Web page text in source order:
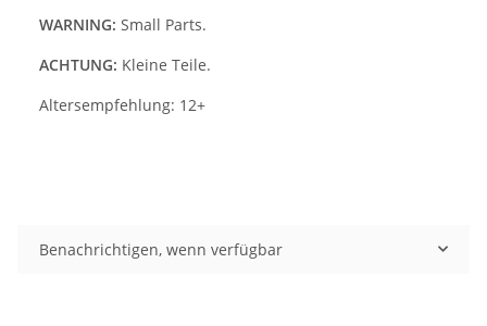
WARNING: Small Parts.
ACHTUNG: Kleine Teile.
Altersempfehlung: 12+
Benachrichtigen, wenn verfügbar